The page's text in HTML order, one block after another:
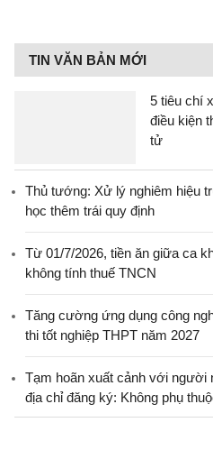
TIN VĂN BẢN MỚI
5 tiêu chí
điều kiện
tử
Thủ tướng: Xử lý nghiêm hiệu
học thêm trái quy định
Từ 01/7/2026, tiền ăn giữa ca
không tính thuế TNCN
Tăng cường ứng dụng công
thi tốt nghiệp THPT năm 2027
Tạm hoãn xuất cảnh với người
địa chỉ đăng ký: Không phụ